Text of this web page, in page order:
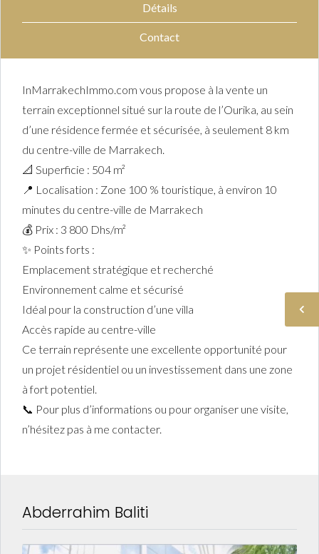
Détails
Contact
InMarrakechImmo.com vous propose à la vente un
terrain exceptionnel situé sur la route de l’Ourika, au sein
d’une résidence fermée et sécurisée, à seulement 8 km
du centre-ville de Marrakech.
📐 Superficie : 504 m²
📍 Localisation : Zone 100 % touristique, à environ 10
minutes du centre-ville de Marrakech
💰 Prix : 3 800 Dhs/m²
✨ Points forts :
Emplacement stratégique et recherché
Environnement calme et sécurisé
Idéal pour la construction d’une villa
Accès rapide au centre-ville
Ce terrain représente une excellente opportunité pour
un projet résidentiel ou un investissement dans une zone
à fort potentiel.
📞 Pour plus d’informations ou pour organiser une visite,
n’hésitez pas à me contacter.
Abderrahim Baliti